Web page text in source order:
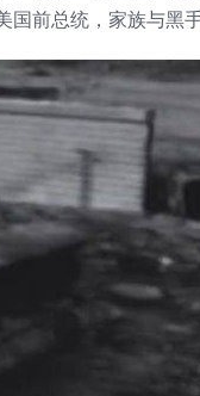
前总统，家族与黑